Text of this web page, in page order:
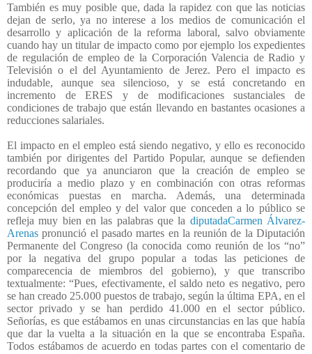
También es muy posible que, dada la rapidez con que las noticias
dejan de serlo, ya no interese a los medios de comunicación el
desarrollo y aplicación de la reforma laboral, salvo obviamente
cuando hay un titular de impacto como por ejemplo los expedientes
de regulación de empleo de la Corporación Valencia de Radio y
Televisión o el del Ayuntamiento de Jerez. Pero el impacto es
indudable, aunque sea silencioso, y se está concretando en
incremento de ERES y de modificaciones sustanciales de
condiciones de trabajo que están llevando en bastantes ocasiones a
reducciones salariales.
El impacto en el empleo está siendo negativo, y ello es reconocido
también por dirigentes del Partido Popular, aunque se defienden
recordando que ya anunciaron que la creación de empleo se
produciría a medio plazo y en combinación con otras reformas
económicas puestas en marcha. Además, una determinada
concepción del empleo y del valor que conceden a lo público se
refleja muy bien en las palabras que la diputadaCarmen Álvarez-
Arenas pronunció el pasado martes en la reunión de la Diputación
Permanente del Congreso (la conocida como reunión de los “no”
por la negativa del grupo popular a todas las peticiones de
comparecencia de miembros del gobierno), y que transcribo
textualmente: “Pues, efectivamente, el saldo neto es negativo, pero
se han creado 25.000 puestos de trabajo, según la última EPA, en el
sector privado y se han perdido 41.000 en el sector público.
Señorías, es que estábamos en unas circunstancias en las que había
que dar la vuelta a la situación en la que se encontraba España.
Todos estábamos de acuerdo en todas partes con el comentario de